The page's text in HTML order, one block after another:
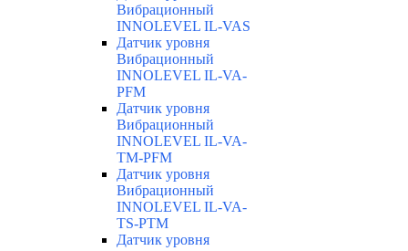
Вибрационный
INNOLEVEL IL-VAS
Датчик уровня
Вибрационный
INNOLEVEL IL-VA-
PFM
Датчик уровня
Вибрационный
INNOLEVEL IL-VA-
TM-PFM
Датчик уровня
Вибрационный
INNOLEVEL IL-VA-
TS-PTM
Датчик уровня